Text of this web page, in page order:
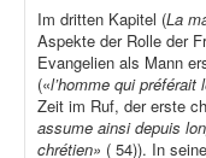
Im dritten Kapitel (La
Aspekte der Rolle der
Evangelien als Mann
(«l’homme qui préférait
Zeit im Ruf, der erste
assume ainsi depuis
chrétien» ( 54)). In